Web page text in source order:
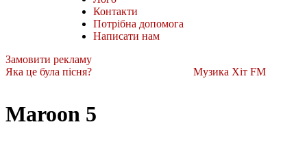
Контакти
Потрібна допомога
Написати нам
Замовити рекламу
Яка це була пісня?
Музика Хіт FM
Maroon 5